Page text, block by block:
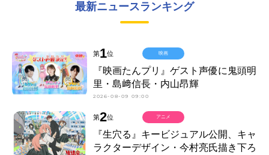
最新ニュースランキング
第1位
『映画たんプリ』ゲスト声優に鬼頭明
里・島﨑信長・内山昂輝
2026-08-09 09:00
映画
第2位
『生穴る』キービジュアル公開、キャ
ラクターデザイン・今村亮氏描き下ろ
アニメ